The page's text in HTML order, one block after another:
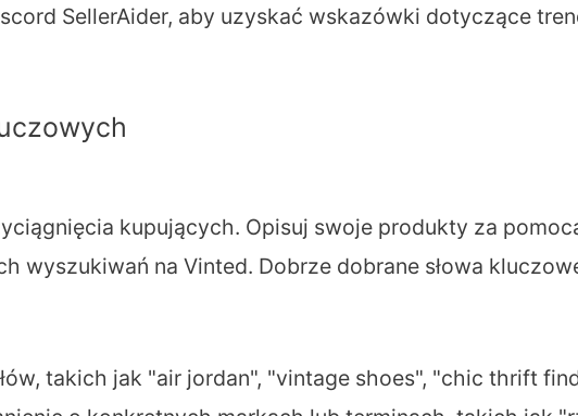
SellerAider, aby uzyskać wskazówki dotyczące
kupujących. Opisuj swoje produkty za
wyszukiwań na Vinted. Dobrze dobrane słowa
takich jak "air jordan", "vintage shoes", "chic thrift